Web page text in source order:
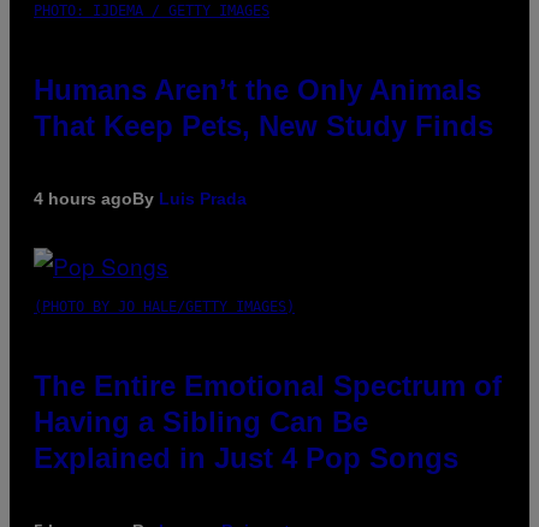
PHOTO: IJDEMA / GETTY IMAGES
Humans Aren’t the Only Animals
That Keep Pets, New Study Finds
4 hours agoBy Luis Prada
(PHOTO BY JO HALE/GETTY IMAGES)
The Entire Emotional Spectrum of
Having a Sibling Can Be
Explained in Just 4 Pop Songs